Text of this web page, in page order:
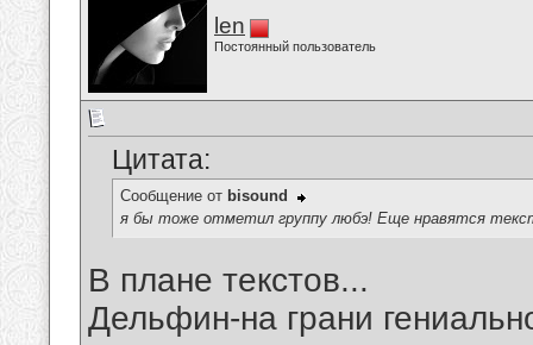
len
Постоянный пользователь
Цитата:
Сообщение от bisound
я бы тоже отметил группу любэ! Еще нравятся
В плане текстов...
Дельфин-на грани